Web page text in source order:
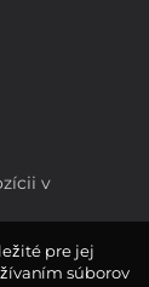
v
pre jej
súborov